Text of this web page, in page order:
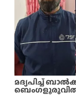
മദ്യപിച്ച്
ബെംഗളൂരുവിൽ